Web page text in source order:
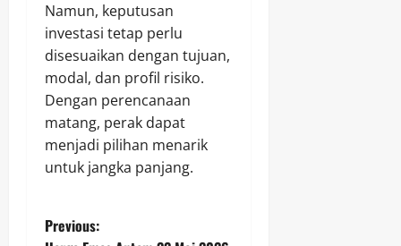
Namun, keputusan
investasi tetap perlu
disesuaikan dengan tujuan,
modal, dan profil risiko.
Dengan perencanaan
matang, perak dapat
menjadi pilihan menarik
untuk jangka panjang.
P
Previous: